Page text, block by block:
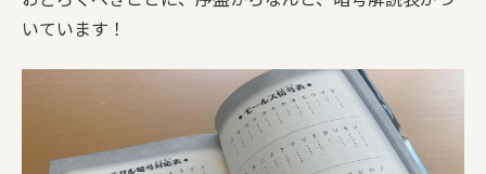
いています！